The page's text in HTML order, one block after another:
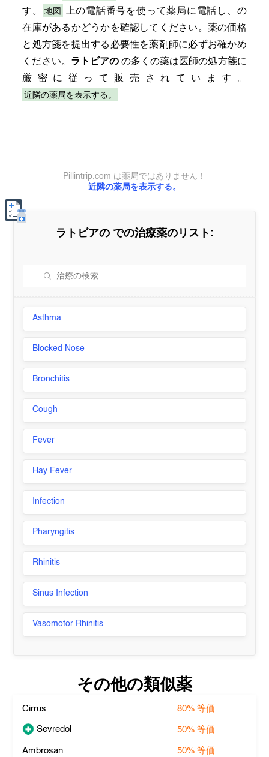
す。 地図
上の電話番号を使って薬局に電話し、の
在庫があるかどうかを確認してください。薬の価格
と処方箋を提出する必要性を薬剤師に必ずお確かめ
ください。 ラトビアのの多くの薬は医師の処方箋に
厳密に従って販売されています。
近隣の薬局を表示する。
近隣の薬局を表示する。
Pillintrip.com は薬局ではありません！
ラトビアの での治療薬のリスト:
Asthma
Blocked Nose
Bronchitis
Cough
Fever
Hay Fever
Infection
Pharyngitis
Rhinitis
Sinus Infection
Vasomotor Rhinitis
その他の類似薬
Cirrus 80%等価
Sevredol 50%等価
Ambrosan 50%等価